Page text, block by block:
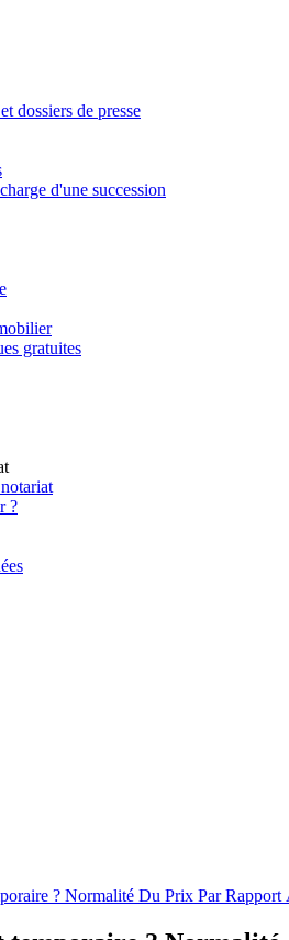
dossiers de presse
d'une succession
gratuites
?
? Normalité Du Prix Par Rapport